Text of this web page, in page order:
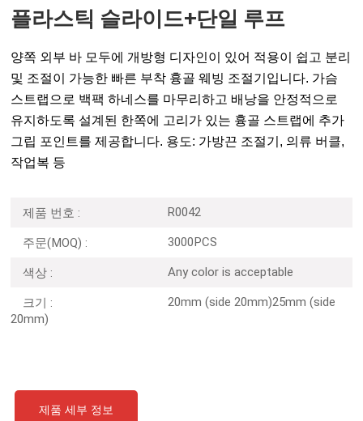
플라스틱 슬라이드+단일 루프
양쪽 외부 바 모두에 개방형 디자인이 있어 적용이 쉽고 분리
및 조절이 가능한 빠른 부착 흉골 웨빙 조절기입니다. 가슴
스트랩으로 백팩 하네스를 마무리하고 배낭을 안정적으로
유지하도록 설계된 한쪽에 고리가 있는 흉골 스트랩에 추가
그립 포인트를 제공합니다. 용도: 가방끈 조절기, 의류 버클,
작업복 등
제품 번호 : R0042
주문(MOQ) : 3000PCS
색상 : Any color is acceptable
크기 :
20mm (side 20mm)25mm (side
20mm)
제품 세부 정보